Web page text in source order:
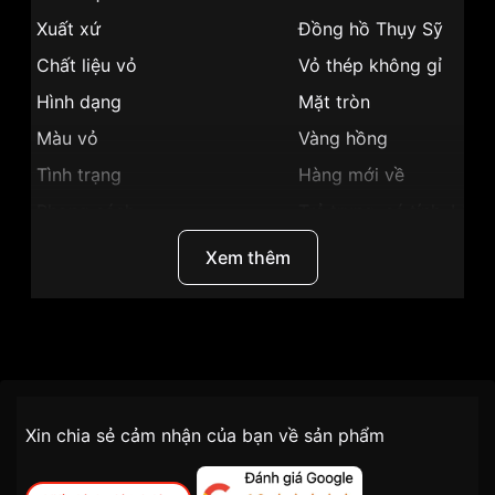
Xuất xứ
Đồng hồ Thụy Sỹ
Chất liệu vỏ
Vỏ thép không gỉ
Hình dạng
Mặt tròn
Màu vỏ
Vàng hồng
Tình trạng
Hàng mới về
Mặt đen
Xem thêm
Đối tượng sử dụng Nam
tiện lợi –
nhanh chóng – minh bạch
Xin chia sẻ cảm nhận của bạn về sản phẩm